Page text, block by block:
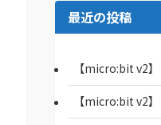
最近の投稿
【micro:bit v2
【micro:bit v2